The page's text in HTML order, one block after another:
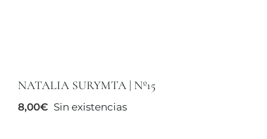
LOTES PROMOCIONALES
NATALIA SURYMTA | Nº15
8,00€ Sin existencias